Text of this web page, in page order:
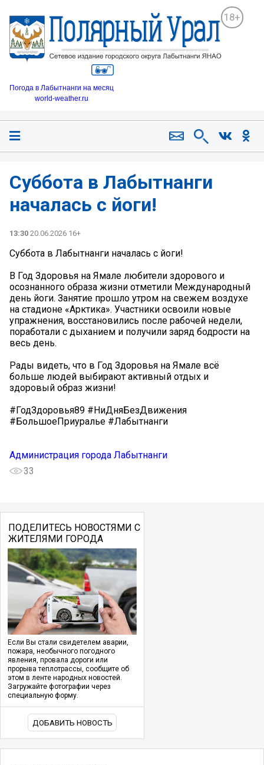
18+
Погода в Лабытнанги на месяц
world-weather.ru
Суббота в Лабытнанги
началась с йоги!
13:30 20.06.2026 16+
Суббота в Лабытнанги началась с йоги!
В Год Здоровья на Ямале любители здорового и
осознанного образа жизни отметили Международный
день йоги. Занятие прошло утром на свежем воздухе
на стадионе «Арктика». Участники освоили новые
упражнения, восстановились после рабочей недели,
поработали с дыханием и получили заряд бодрости на
весь день.
Рады видеть, что в Год Здоровья на Ямале всё
больше людей выбирают активный отдых и
здоровый образ жизни!
#ГодЗдоровья89 #НиДняБезДвижения
#БольшоеПриуралье #Лабытнанги
Администрация города Лабытнанги
33
ПОДЕЛИТЕСЬ НОВОСТЯМИ С
ЖИТЕЛЯМИ ГОРОДА
Если Вы стали свидетелем аварии,
пожара, необычного погодного
явления, провала дороги или
прорыва теплотрассы, сообщите об
этом в ленте народных новостей.
Загружайте фотографии через
специальную форму.
ДОБАВИТЬ НОВОСТЬ